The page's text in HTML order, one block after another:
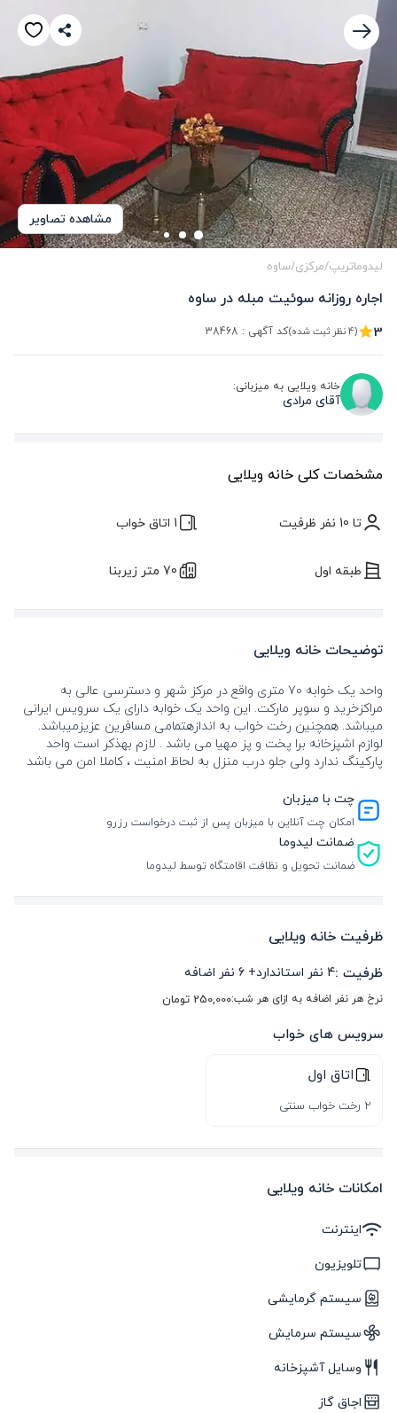
مشاهده تصاویر
لیدوماتریپ/مرکزی/ساوه
اجاره روزانه سوئیت مبله در ساوه
3 (4 نظر ثبت شده) کد آگهی : 38468
خانه ویلایی به میزبانی:
آقای مرادی
مشخصات کلی خانه ویلایی
تا 10 نفر ظرفیت 1 اتاق خواب
طبقه اول 70 متر زیربنا
توضیحات خانه ویلایی
واحد یک خوابه 70 متری واقع در مرکز شهر و دسترسی عالی به
مراکزخرید و سوپر مارکت. این واحد یک خوابه دارای یک سرویس ایرانی
میباشد. همچنین رخت خواب به اندازهتمامی مسافرین عزیزمیباشد.
لوازم اشپزخانه برا پخت و پز مهیا می باشد . لازم بهذکر است واحد
پارکینگ ندارد ولی جلو درب منزل به لحاظ امنیت ، کاملا امن می باشد
چت با میزبان
امکان چت آنلاین با میزبان پس از ثبت درخواست رزرو
ضمانت لیدوما
ضمانت تحویل و نظافت اقامتگاه توسط لیدوما
ظرفیت خانه ویلایی
ظرفیت :4 نفر استاندارد+
6 نفر اضافه
نرخ هر نفر اضافه به ازای هر شب:250,000 تومان
سرویس های خواب
اتاق اول
2 رخت خواب سنتی
امکانات خانه ویلایی
اینترنت
تلویزیون
سیستم گرمایشی
سیستم سرمایش
وسایل آشپزخانه
اجاق گاز